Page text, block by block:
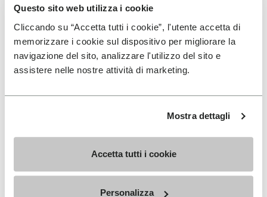
Questo sito web utilizza i cookie
Cliccando su “Accetta tutti i cookie”, l'utente accetta di
memorizzare i cookie sul dispositivo per migliorare la
navigazione del sito, analizzare l'utilizzo del sito e
assistere nelle nostre attività di marketing.
Mostra dettagli
Accetta tutti i cookie
Personalizza
SOCKS
High Crew
+ 3 colors
SOCKS
High Crew
Add to wishlist High Crew
Add